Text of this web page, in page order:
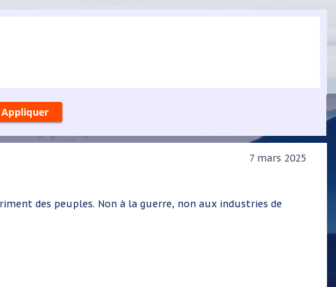
7 mars 2025
des peuples. Non à la guerre, non aux industries de